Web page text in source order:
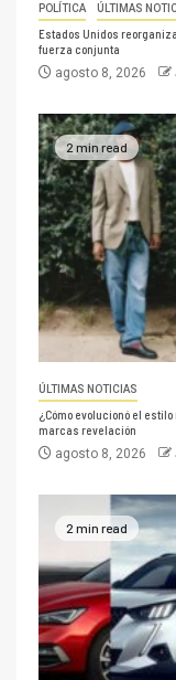
POLÍTICA ÚLTIMAS
Estados Unidos
fuerza conjunta
agosto 8, 2026
2 min read
ÚLTIMAS NOTICIAS
¿Cómo evolucionó el
marcas revelación
agosto 8, 2026
2 min read